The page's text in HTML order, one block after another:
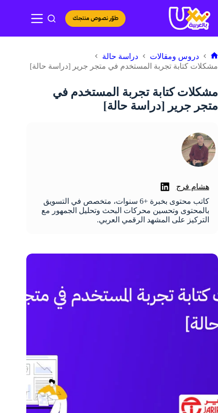
إلى
المحتوى
طوّر نصوص منتجك
الرئيسية
دروس ومقالات
دراسة حالة
مشكلات كتابة تجربة المستخدم في متجر جرير [دراسة حالة]
مشكلات كتابة تجربة المستخدم في
متجر جرير [دراسة حالة]
هشام فرج
كاتب محتوى بخبرة +6 سنوات، متخصص في التسويق
بالمحتوى وتحسين محركات البحث وتحليل الجمهور مع
التركيز على المشهد الرقمي العربي.